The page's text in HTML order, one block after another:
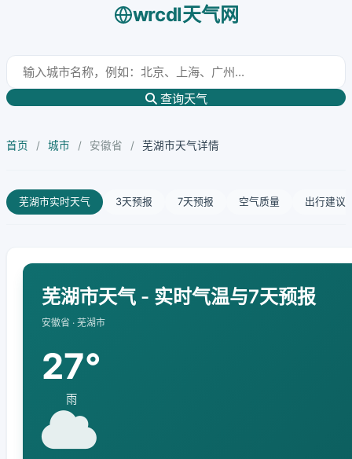
wrcdl天气网
查询天气
首页 / 城市 / 安徽省 / 芜湖市天气详情
芜湖市实时天气 3天预报 7天预报 空气质量 出行建议
芜湖市天气 - 实时气温与7天预报
安徽省 · 芜湖市
27°
雨